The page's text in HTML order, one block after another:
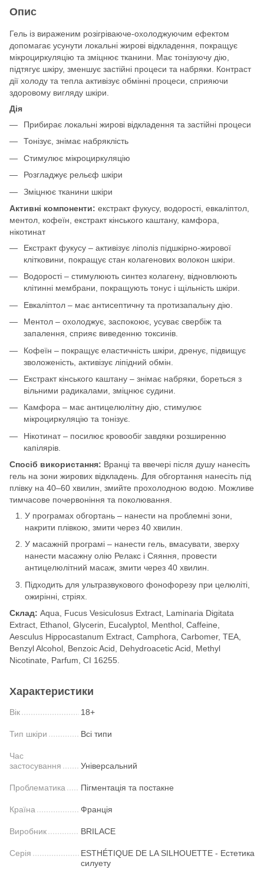
Опис
Гель із вираженим розігріваюче-охолоджуючим ефектом
допомагає усунути локальні жирові відкладення, покращує
мікроциркуляцію та зміцнює тканини. Має тонізуючу дію,
підтягує шкіру, зменшує застійні процеси та набряки. Контраст
дії холоду та тепла активізує обмінні процеси, сприяючи
здоровому вигляду шкіри.
Дія
Прибирає локальні жирові відкладення та застійні процеси
Тонізує, знімає набряклість
Стимулює мікроциркуляцію
Розгладжує рельєф шкіри
Зміцнює тканини шкіри
Активні компоненти: екстракт фукусу, водорості, евкаліптол,
ментол, кофеїн, екстракт кінського каштану, камфора,
нікотинат
Екстракт фукусу – активізує ліполіз підшкірно-жирової
клітковини, покращує стан колагенових волокон шкіри.
Водорості – стимулюють синтез колагену, відновлюють
клітинні мембрани, покращують тонус і щільність шкіри.
Евкаліптол – має антисептичну та протизапальну дію.
Ментол – охолоджує, заспокоює, усуває свербіж та
запалення, сприяє виведенню токсинів.
Кофеїн – покращує еластичність шкіри, дренує, підвищує
зволоженість, активізує ліпідний обмін.
Екстракт кінського каштану – знімає набряки, бореться з
вільними радикалами, зміцнює судини.
Камфора – має антицелюлітну дію, стимулює
мікроциркуляцію та тонізує.
Нікотинат – посилює кровообіг завдяки розширенню
капілярів.
Спосіб використання: Вранці та ввечері після душу нанесіть
гель на зони жирових відкладень. Для обгортання нанесіть під
плівку на 40–60 хвилин, змийте прохолодною водою. Можливе
тимчасове почервоніння та поколювання.
У програмах обгортань – нанести на проблемні зони,
накрити плівкою, змити через 40 хвилин.
У масажній програмі – нанести гель, вмасувати, зверху
нанести масажну олію Релакс і Сяяння, провести
антицелюлітний масаж, змити через 40 хвилин.
Підходить для ультразвукового фонофорезу при целюліті,
ожирінні, стріях.
Склад: Aqua, Fucus Vesiculosus Extract, Laminaria Digitata
Extract, Ethanol, Glycerin, Eucalyptol, Menthol, Caffeine,
Aesculus Hippocastanum Extract, Camphora, Carbomer, TEA,
Benzyl Alcohol, Benzoic Acid, Dehydroacetic Acid, Methyl
Nicotinate, Parfum, CI 16255.
Характеристики
Вік 18+
Тип шкіри Всі типи
Час
застосування
Універсальний
Проблематика Пігментація та постакне
Країна Франція
Виробник BRILACE
Серія
ESTHÉTIQUE DE LA SILHOUETTE - Естетика
силуету